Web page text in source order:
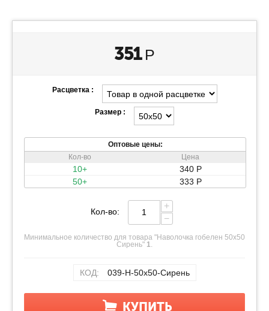
351 Р
Расцветка :
Размер :
Оптовые цены:
Кол-во
10+
50+
Цена
340 Р
333 Р
Кол-во:
+
−
Минимальное количество для товара "Наволочка гобелен 50х50
Сирень" 1.
КОД: 039-Н-50х50-Сирень
КУПИТЬ